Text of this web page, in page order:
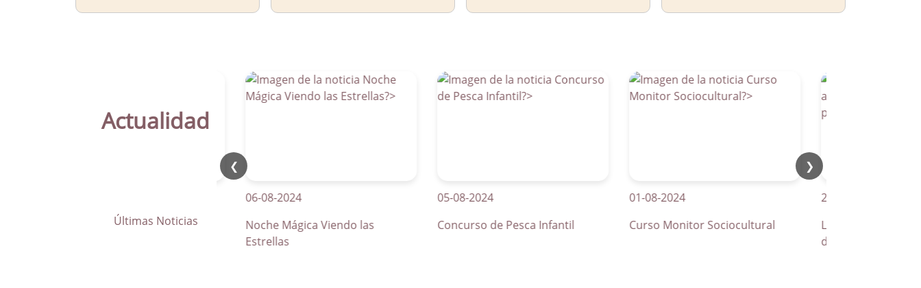
Actualidad
Últimas Noticias
❮ ❯
La Parra apuesta por los pasos
06-08-2024
Noche Mágica Viendo las
Estrellas
05-08-2024
Concurso de Pesca Infantil
01-08-2024
Curso Monitor Sociocultural
21-04-2026
La Parra apuesta por
de peatones inteligentes